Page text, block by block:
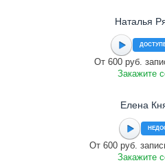
Наталья
От 600 руб.
Закажите
Елена
От 600 руб.
Закажите